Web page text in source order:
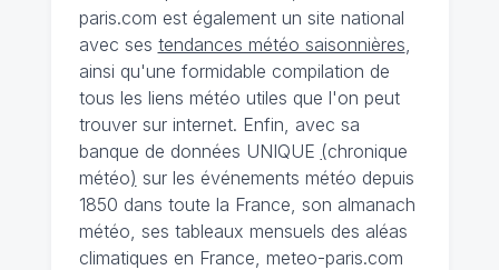
paris.com est également un site national
avec ses tendances météo saisonnières,
ainsi qu'une formidable compilation de
tous les liens météo utiles que l'on peut
trouver sur internet. Enfin, avec sa
banque de données UNIQUE (chronique
météo) sur les événements météo depuis
1850 dans toute la France, son almanach
météo, ses tableaux mensuels des aléas
climatiques en France, meteo-paris.com